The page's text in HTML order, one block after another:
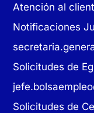
Atención al
Notificaciones
Solicitudes de
Solicitudes de